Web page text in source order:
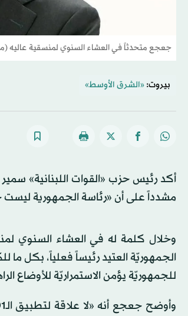
جعجع متحدثاً في العشاء السنوي لمنسقية عاليه
بيروت: «الشرق الأوسط»
أكد رئيس حزب «القوات اللبنانية»
مشدداً على أن «رئاسة الجمهورية ليست
وخلال كلمة له في العشاء السنوي
الجمهوريّة العتيد رئيساً فعلياً، بكل
للجمهوريّة يؤمن الاستمراريّة للأوضاع